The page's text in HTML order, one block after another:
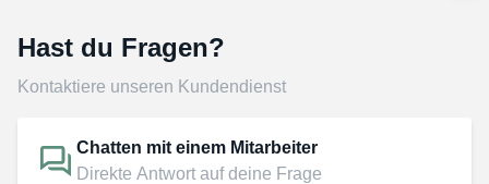
Hast du Fragen?
Kontaktiere unseren Kundendienst
Chatten mit einem Mitarbeiter
Direkte Antwort auf deine Frage